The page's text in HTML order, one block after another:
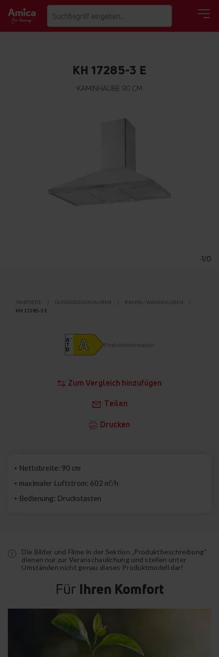
KH 17285-3 E
KAMINHAUBE 90 CM
-1/0
STARTSEITE DUNSTABZUGSHAUBEN
KAMIN-/ WANDHAUBEN
KH 17285-3 E
Zum Vergleich hinzufügen
Teilen
Drucken
Produktinformation
Nettobreite: 90 cm
maximaler Luftstrom: 602 m³/h
Bedienung: Druckstasten
Die Bilder und Filme in der Sektion „Produktbeschreibung“
dienen nur zur Veranschaulichung und stellen unter
Umständen nicht genau dieses Produktmodell dar!
Für Ihren Komfort